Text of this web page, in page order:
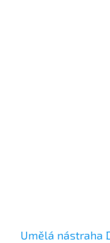
Umělá nástraha